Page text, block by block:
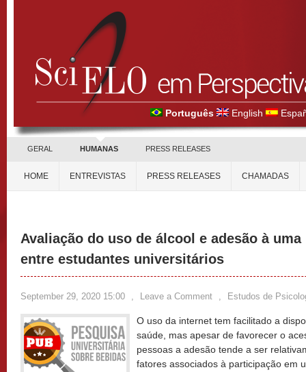
Português English
GERAL HUMANAS PRESS RELEASES
HOME ENTREVISTAS PRESS RELEASES CHAMADAS
Avaliação do uso de álcool e adesão à
entre estudantes universitários
September 29, 2020 15:00 , Leave a Comment , Estudos de
O uso da internet tem facilitado a
saúde, mas apesar de favorecer o
pessoas a adesão tende a ser
fatores associados à participação em